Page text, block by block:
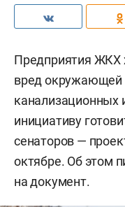
Предприятия ЖКХ
вред окружающей
канализационных
инициативу
сенаторов —
октябре. Об этом
на документ.